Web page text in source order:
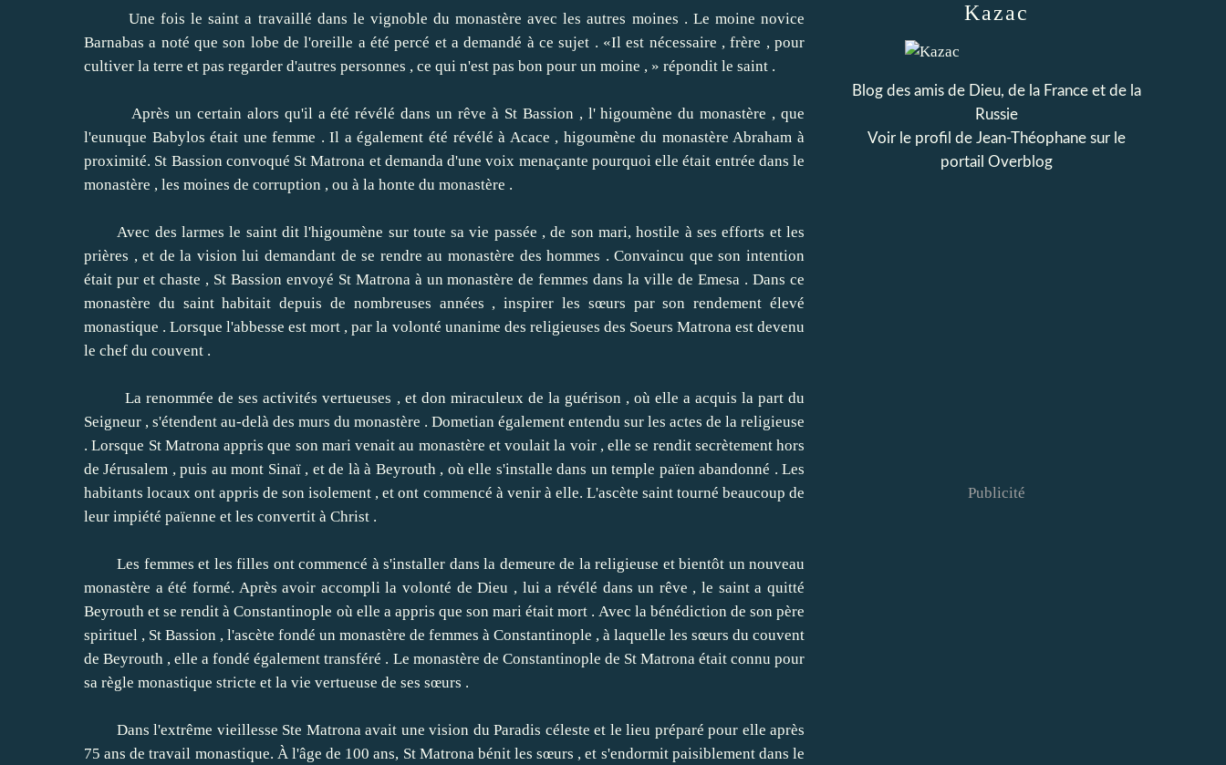
Une fois le saint a travaillé dans le vignoble du monastère avec les autres moines . Le moine novice
Barnabas a noté que son lobe de l'oreille a été percé et a demandé à ce sujet . «Il est nécessaire , frère , pour
cultiver la terre et pas regarder d'autres personnes , ce qui n'est pas bon pour un moine , » répondit le saint .
Après un certain alors qu'il a été révélé dans un rêve à St Bassion , l' higoumène du monastère , que
l'eunuque Babylos était une femme . Il a également été révélé à Acace , higoumène du monastère Abraham à
proximité. St Bassion convoqué St Matrona et demanda d'une voix menaçante pourquoi elle était entrée dans le
monastère , les moines de corruption , ou à la honte du monastère .
Avec des larmes le saint dit l'higoumène sur toute sa vie passée , de son mari, hostile à ses efforts et les
prières , et de la vision lui demandant de se rendre au monastère des hommes . Convaincu que son intention
était pur et chaste , St Bassion envoyé St Matrona à un monastère de femmes dans la ville de Emesa . Dans ce
monastère du saint habitait depuis de nombreuses années , inspirer les sœurs par son rendement élevé
monastique . Lorsque l'abbesse est mort , par la volonté unanime des religieuses des Soeurs Matrona est devenu
le chef du couvent .
La renommée de ses activités vertueuses , et don miraculeux de la guérison , où elle a acquis la part du
Seigneur , s'étendent au-delà des murs du monastère . Dometian également entendu sur les actes de la religieuse
. Lorsque St Matrona appris que son mari venait au monastère et voulait la voir , elle se rendit secrètement hors
de Jérusalem , puis au mont Sinaï , et de là à Beyrouth , où elle s'installe dans un temple païen abandonné . Les
habitants locaux ont appris de son isolement , et ont commencé à venir à elle. L'ascète saint tourné beaucoup de
leur impiété païenne et les convertit à Christ .
Les femmes et les filles ont commencé à s'installer dans la demeure de la religieuse et bientôt un nouveau
monastère a été formé. Après avoir accompli la volonté de Dieu , lui a révélé dans un rêve , le saint a quitté
Beyrouth et se rendit à Constantinople où elle a appris que son mari était mort . Avec la bénédiction de son père
spirituel , St Bassion , l'ascète fondé un monastère de femmes à Constantinople , à laquelle les sœurs du couvent
de Beyrouth , elle a fondé également transféré . Le monastère de Constantinople de St Matrona était connu pour
sa règle monastique stricte et la vie vertueuse de ses sœurs .
Dans l'extrême vieillesse Ste Matrona avait une vision du Paradis céleste et le lieu préparé pour elle après
75 ans de travail monastique. À l'âge de 100 ans, St Matrona bénit les sœurs , et s'endormit paisiblement dans le
Kazac
Blog des amis de Dieu, de la France et de la
Russie
Voir le profil de Jean-Théophanesur le
portail Overblog
Publicité